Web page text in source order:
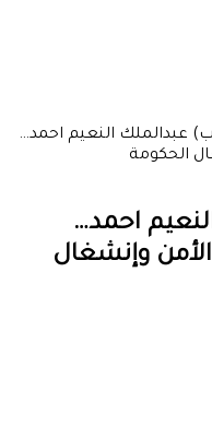
عبدالملك النعيم احمد…
الحكومة
احمد…
وإنشغال